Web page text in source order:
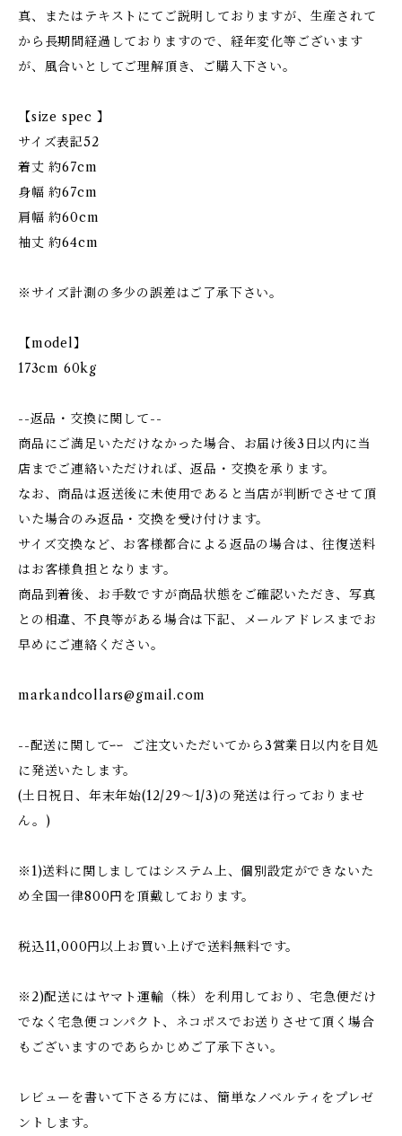
真、またはテキストにてご説明しておりますが、生産されて
から長期間経過しておりますので、経年変化等ございます
が、風合いとしてご理解頂き、ご購入下さい。
【size spec 】
サイズ表記52
着丈 約67cm
身幅 約67cm
肩幅 約60cm
袖丈 約64cm
※サイズ計測の多少の誤差はご了承下さい。
【model】
173cm 60kg
--返品・交換に関して--
商品にご満足いただけなかった場合、お届け後3日以内に当
店までご連絡いただければ、返品・交換を承ります。
なお、商品は返送後に未使用であると当店が判断でさせて頂
いた場合のみ返品・交換を受け付けます。
サイズ交換など、お客様都合による返品の場合は、往復送料
はお客様負担となります。
商品到着後、お手数ですが商品状態をご確認いただき、写真
との相違、不良等がある場合は下記、メールアドレスまでお
早めにご連絡ください。
markandcollars@gmail.com
--配送に関してｰｰ ご注文いただいてから3営業日以内を目処
に発送いたします。
(土日祝日、年末年始(12/29〜1/3)の発送は行っておりませ
ん。)
※1)送料に関しましてはシステム上、個別設定ができないた
め全国一律800円を頂戴しております。
税込11,000円以上お買い上げで送料無料です。
※2)配送にはヤマト運輸（株）を利用しており、宅急便だけ
でなく宅急便コンパクト、ネコポスでお送りさせて頂く場合
もございますのであらかじめご了承下さい。
レビューを書いて下さる方には、簡単なノベルティをプレゼ
ントします。